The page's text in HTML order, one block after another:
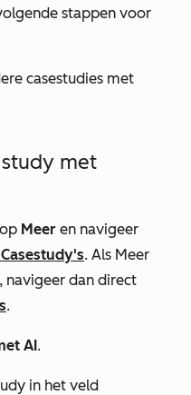
stappen voor
casestudies met
met
Meer en navigeer
Casestudy's. Als Meer
navigeer dan direct
.
AI.
in het veld